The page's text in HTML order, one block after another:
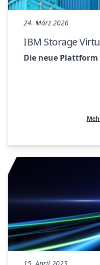
24. März 2026
IBM Storage
Die neue Plattform
15. April 2025